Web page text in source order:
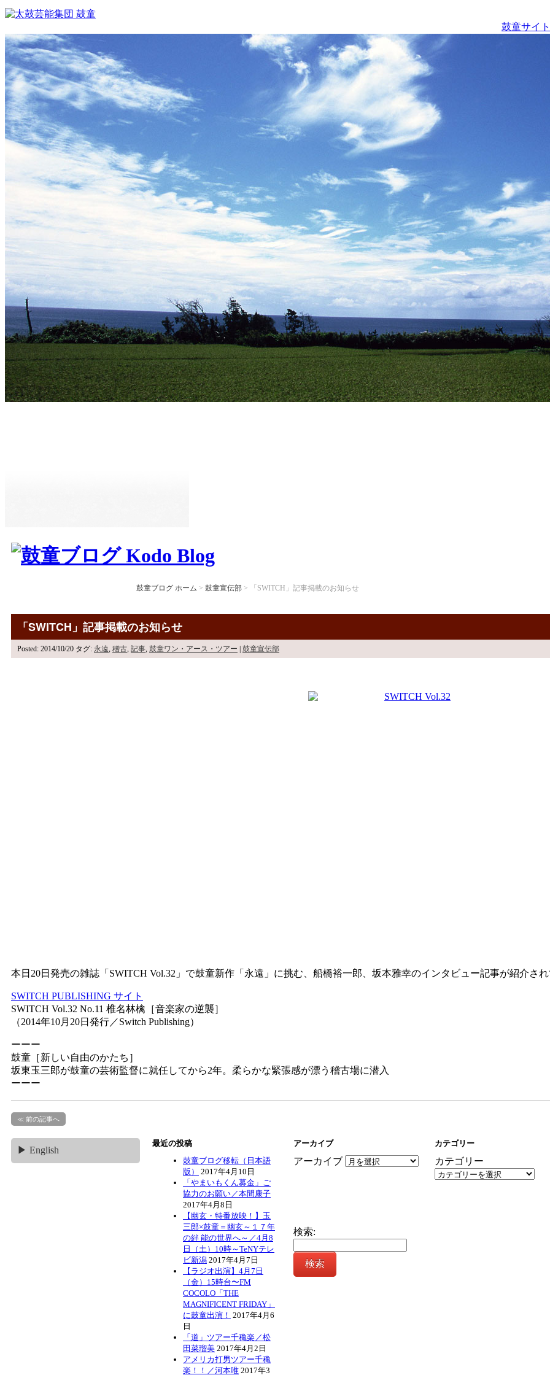
鼓童サイ
鼓童ブログ ホーム > 鼓童宣伝部 > 「SWITCH」記事掲載のお知らせ
「SWITCH」記事掲載のお知らせ
Posted: 2014/10/20 タグ: 永遠, 稽古, 記事, 鼓童ワン・アース・ツアー 鼓童宣伝部
本日20日発売の雑誌「SWITCH Vol.32」で鼓童新作「永遠」に挑む、船橋裕一郎、坂本雅幸のインタビュー記事が紹介さ
SWITCH PUBLISHING サイト
SWITCH Vol.32 No.11 椎名林檎［音楽家の逆襲］
（2014年10月20日発行／Switch Publishing）
ーーー
鼓童［新しい自由のかたち］
坂東玉三郎が鼓童の芸術監督に就任してから2年。柔らかな緊張感が漂う稽古場に潜入
ーーー
≪ 前の記事へ
▶ English
最近の投稿
鼓童ブログ移転（日本語
版）
2017年4月10日
「やまいもくん募金」ご
協力のお願い／本間康子
2017年4月8日
【幽玄・特番放映！】玉
三郎×鼓童＝幽玄～１７年
の絆 能の世界へ～／4月8
日（土）10時～TeNYテレ
ビ新潟 2017年4月7日
【ラジオ出演】4月7日
（金）15時台〜FM
COCOLO「THE
MAGNIFICENT FRIDAY」
に鼓童出演！ 2017年4月6
日
「道」ツアー千穐楽／松
田菜瑠美 2017年4月2日
アメリカ打男ツアー千穐
楽！！／河本唯 2017年3
アーカイブ
アーカイブ
カテゴリー
カテゴリー
検索: